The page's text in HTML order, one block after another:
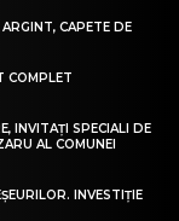
CAPETE DE
COMPLET
INVITAȚI SPECIALI DE
AL COMUNEI
INVESTIȚIE